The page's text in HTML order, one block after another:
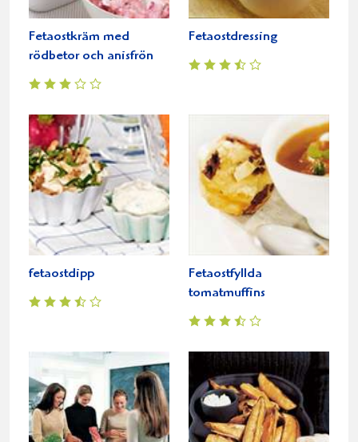
Fetaostkräm med
rödbetor och anisfrön
Fetaostdressing
fetaostdipp
Fetaostfyllda
tomatmuffins